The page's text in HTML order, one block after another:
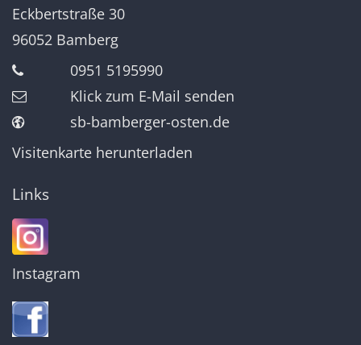
Eckbertstraße 30
96052 Bamberg
0951 5195990
Klick zum E-Mail senden
sb-bamberger-osten.de
Visitenkarte herunterladen
Links
Instagram